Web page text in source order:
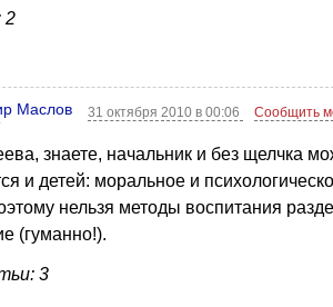
2
Маслов 31 октября 2010 в 00:06 Сообщить
знаете, начальник и без щелчка
и детей: моральное и
нельзя методы воспитания
(гуманно!).
3